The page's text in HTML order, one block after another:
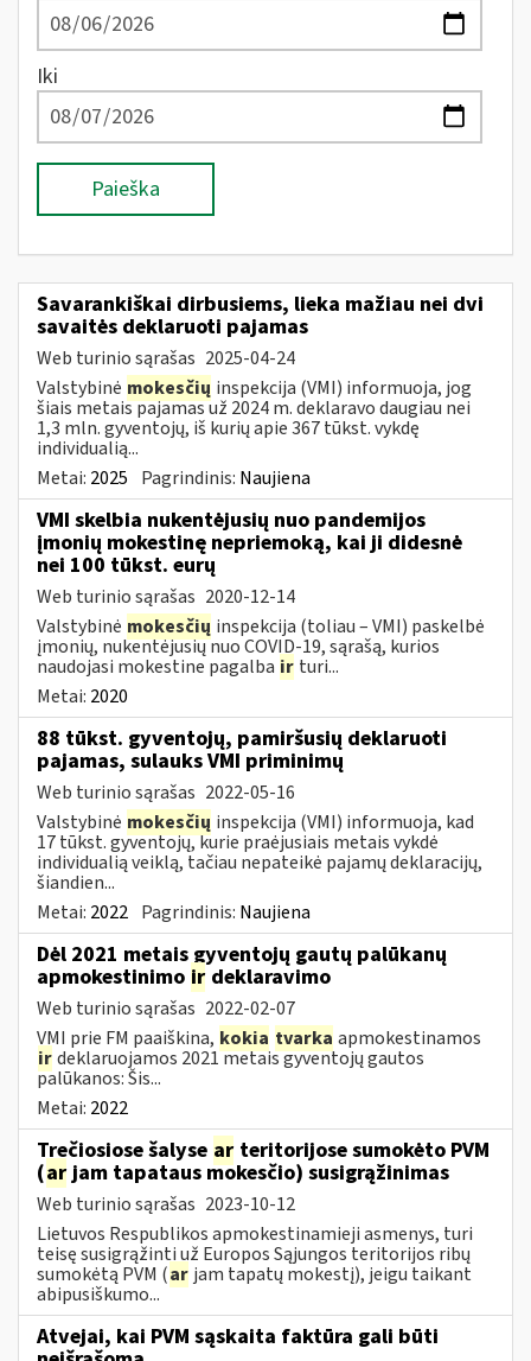
Iki
Paieška
Savarankiškai dirbusiems, lieka mažiau nei dvi
savaitės deklaruoti pajamas
Web turinio sąrašas 2025-04-24
Valstybinė mokesčių inspekcija (VMI) informuoja, jog
šiais metais pajamas už 2024 m. deklaravo daugiau nei
1,3 mln. gyventojų, iš kurių apie 367 tūkst. vykdę
individualią...
Metai: 2025 Pagrindinis: Naujiena
VMI skelbia nukentėjusių nuo pandemijos
įmonių mokestinę nepriemoką, kai ji didesnė
nei 100 tūkst. eurų
Web turinio sąrašas 2020-12-14
Valstybinė mokesčių inspekcija (toliau – VMI) paskelbė
įmonių, nukentėjusių nuo COVID-19, sąrašą, kurios
naudojasi mokestine pagalba ir turi...
Metai: 2020
88 tūkst. gyventojų, pamiršusių deklaruoti
pajamas, sulauks VMI priminimų
Web turinio sąrašas 2022-05-16
Valstybinė mokesčių inspekcija (VMI) informuoja, kad
17 tūkst. gyventojų, kurie praėjusiais metais vykdė
individualią veiklą, tačiau nepateikė pajamų deklaracijų,
šiandien...
Metai: 2022 Pagrindinis: Naujiena
Dėl 2021 metais gyventojų gautų palūkanų
apmokestinimo ir deklaravimo
Web turinio sąrašas 2022-02-07
VMI prie FM paaiškina, kokia tvarka apmokestinamos
irdeklaruojamos 2021 metais gyventojų gautos
palūkanos: Šis...
Metai: 2022
Trečiosiose šalyse ar teritorijose sumokėto PVM
(arjam tapataus mokesčio) susigrąžinimas
Web turinio sąrašas 2023-10-12
Lietuvos Respublikos apmokestinamieji asmenys, turi
teisę susigrąžinti už Europos Sąjungos teritorijos ribų
sumokėtą PVM (ar jam tapatų mokestį), jeigu taikant
abipusiškumo...
Atvejai, kai PVM sąskaita faktūra gali būti